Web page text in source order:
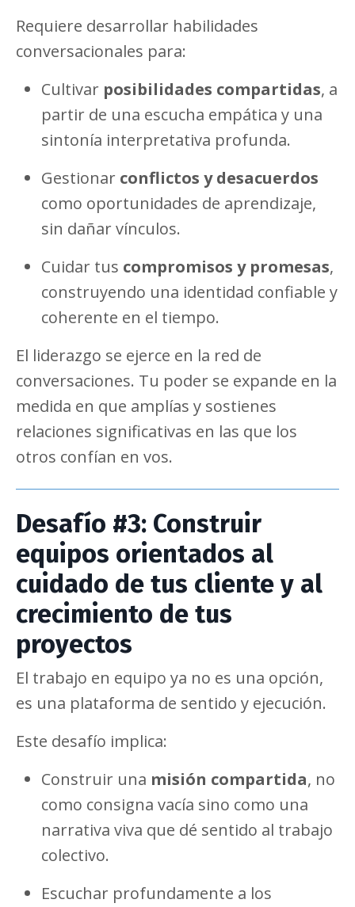
Requiere desarrollar habilidades
conversacionales para:
Cultivar posibilidades compartidas, a
partir de una escucha empática y una
sintonía interpretativa profunda.
Gestionar conflictos y desacuerdos
como oportunidades de aprendizaje,
sin dañar vínculos.
Cuidar tus compromisos y promesas,
construyendo una identidad confiable y
coherente en el tiempo.
El liderazgo se ejerce en la red de
conversaciones. Tu poder se expande en la
medida en que amplías y sostienes
relaciones significativas en las que los
otros confían en vos.
Desafío #3: Construir
equipos orientados al
cuidado de tus cliente y al
crecimiento de tus
proyectos
El trabajo en equipo ya no es una opción,
es una plataforma de sentido y ejecución.
Este desafío implica:
Construir una misión compartida, no
como consigna vacía sino como una
narrativa viva que dé sentido al trabajo
colectivo.
Escuchar profundamente a los